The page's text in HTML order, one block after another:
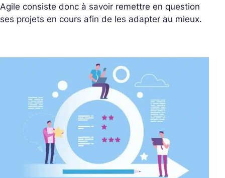
Agile consiste donc à savoir remettre en question
ses projets en cours afin de les adapter au mieux.